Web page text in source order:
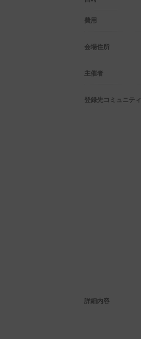
費用
会場住所
主催者
登録先コミュニティ
詳細内容